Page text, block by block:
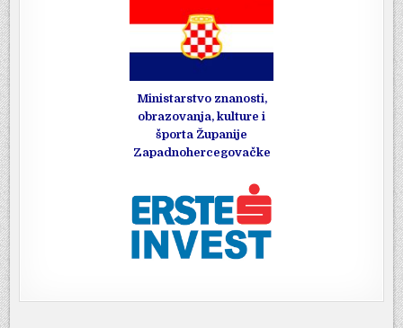
Ministarstvo znanosti,
obrazovanja, kulture i
športa Županije
Zapadnohercegovačke